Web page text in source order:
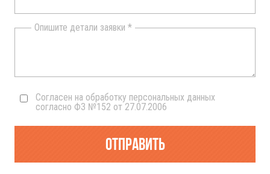
Опишите детали заявки *
Согласен на обработку персональных данных
согласно ФЗ №152 от 27.07.2006
Отправить